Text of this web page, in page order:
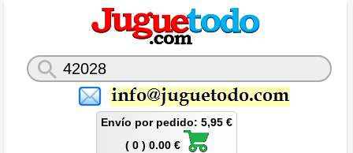
Envío por pedido: 5,95 €
( 0 ) 0.00 €